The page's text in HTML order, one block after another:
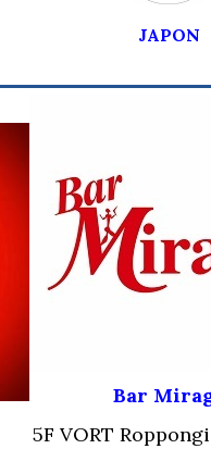
JAPON
Bar
5F VORT